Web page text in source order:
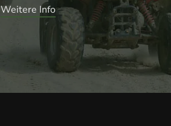
Weitere Info